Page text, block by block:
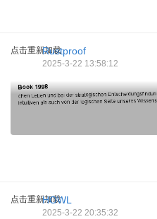
点击重新加载Rustproof
2025-3-22 13:58:12
点击重新加载
HOWL
2025-3-22 20:35:32